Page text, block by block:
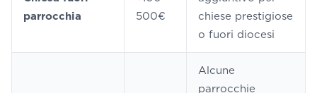
parrocchia
500€
chiese prestigiose
o fuori diocesi
Alcune
parrocchie